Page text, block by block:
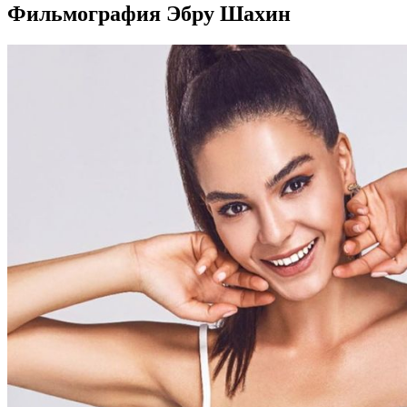
Фильмография Эбру Шахин